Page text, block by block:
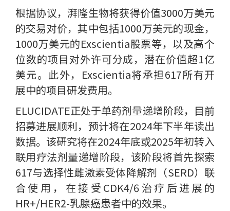
根据协议，湃隆生物将获得价值3000万美元
的交易对价，其中包括1000万美元的现金，
1000万美元的Exscientia股票等，以及高个
位数的项目对外许可分成，潜在价值超1亿
美元。此外，Exscientia将承担617所有开
展中的项目研发费用。
ELUCIDATE正处于单药剂量递增阶段，目前
招募进展顺利，预计将在2024年下半年读出
数据。该研究将在2024年底或2025年初转入
联用疗法剂量递增阶段，该阶段将首先探索
617与选择性雌激素受体降解剂（SERD）联
合使用，在接受CDK4/6治疗后进展的
HR+/HER2-乳腺癌患者中的效果。